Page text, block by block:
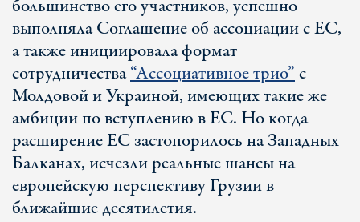
большинство его участников, успешно
выполняла Соглашение об ассоциации с ЕС,
а также инициировала формат
сотрудничества“Ассоциативное трио”с
Молдовой и Украиной, имеющих такие же
амбиции по вступлению в ЕС. Но когда
расширение ЕС застопорилось на Западных
Балканах, исчезли реальные шансы на
европейскую перспективу Грузии в
ближайшие десятилетия.